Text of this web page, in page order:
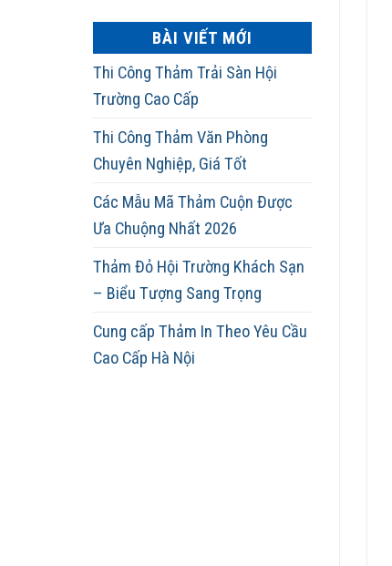
BÀI VIẾT MỚI
Thi Công Thảm Trải Sàn Hội
Trường Cao Cấp
Thi Công Thảm Văn Phòng
Chuyên Nghiệp, Giá Tốt
Các Mẫu Mã Thảm Cuộn Được
Ưa Chuộng Nhất 2026
Thảm Đỏ Hội Trường Khách Sạn
– Biểu Tượng Sang Trọng
Cung cấp Thảm In Theo Yêu Cầu
Cao Cấp Hà Nội